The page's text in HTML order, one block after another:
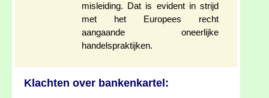
misleiding. Dat is evident in strijd
met het Europees recht
aangaande oneerlijke
handelspraktijken.
Klachten over bankenkartel: